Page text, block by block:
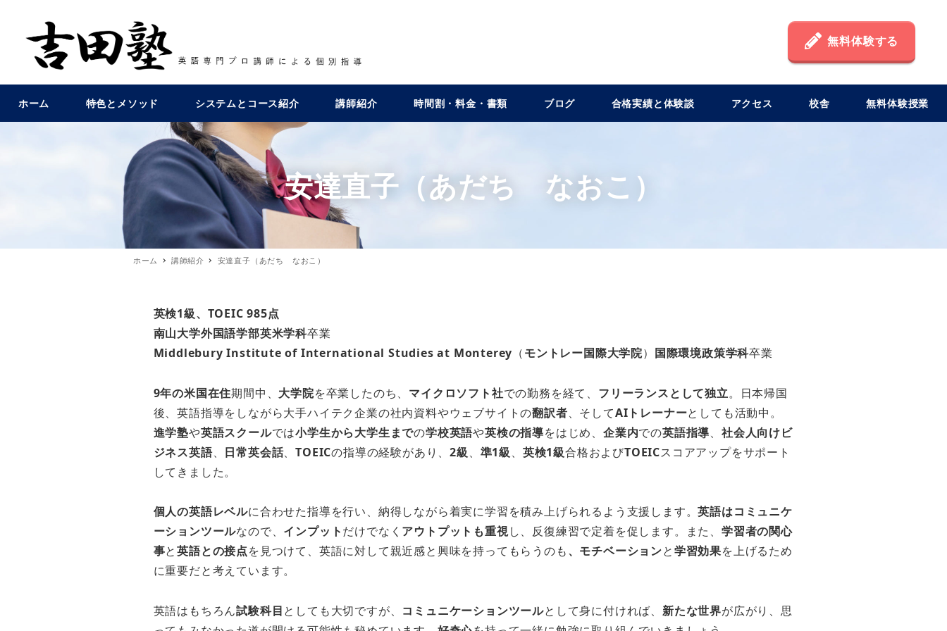
無料体験する
ホーム 特色とメソッド システムとコース紹介 講師紹介 時間割・料金・書類 ブログ 合格実績と体験談 アクセス 校舎 無料体験授業
安達直子（あだち なおこ）
ホーム 講師紹介 安達直子（あだち なおこ）
英検1級、TOEIC 985点
南山大学外国語学部英米学科卒業
Middlebury Institute of International Studies at Monterey （モントレー国際大学院） 国際環境政策学科卒業
9年の米国在住期間中、 大学院を卒業したのち、 マイクロソフト社での勤務を経て、 フリーランスとして独立。日本帰国
後、英語指導をしながら大手ハイテク企業の社内資料やウェブサイトの翻訳者、そしてAIトレーナーとしても活動中。
進学塾や英語スクールでは小学生から大学生までの学校英語や英検の指導をはじめ、企業内での英語指導、社会人向けビ
ジネス英語、 日常英会話、TOEICの指導の経験があり、2級、 準1級、 英検1級合格およびTOEICスコアアップをサポート
してきました。
個人の英語レベルに合わせた指導を行い、納得しながら着実に学習を積み上げられるよう支援します。英語はコミュニケ
ーションツールなので、 インプットだけでなく アウトプットも重視し、反復練習で定着を促します。また、学習者の関心
事と英語との接点を見つけて、英語に対して親近感と興味を持ってもらうのも、モチベーションと学習効果を上げるため
に重要だと考えています。
英語はもちろん試験科目としても大切ですが、 コミュニケーションツールとして身に付ければ、新たな世界が広がり、思